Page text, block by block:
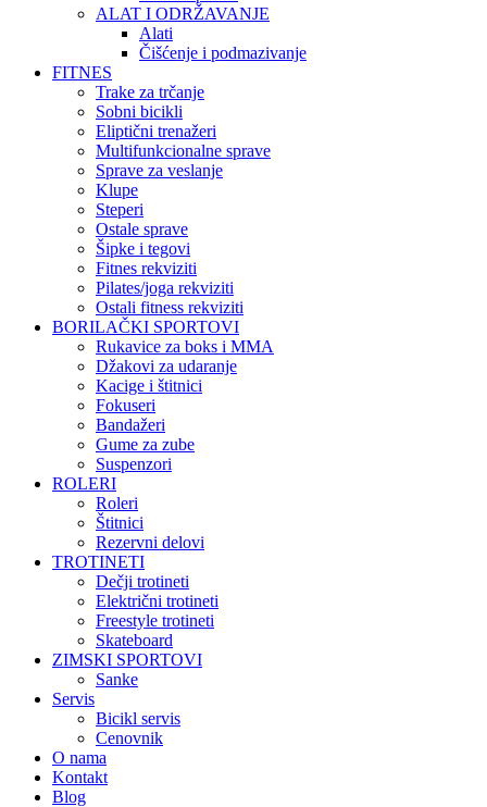
ALAT I ODRŽAVANJE
Alati
Čišćenje i podmazivanje
FITNES
Trake za trčanje
Sobni bicikli
Eliptični trenažeri
Multifunkcionalne sprave
Sprave za veslanje
Klupe
Steperi
Ostale sprave
Šipke i tegovi
Fitnes rekviziti
Pilates/joga rekviziti
Ostali fitness rekviziti
BORILAČKI SPORTOVI
Rukavice za boks i MMA
Džakovi za udaranje
Kacige i štitnici
Fokuseri
Bandažeri
Gume za zube
Suspenzori
ROLERI
Roleri
Štitnici
Rezervni delovi
TROTINETI
Dečji trotineti
Električni trotineti
Freestyle trotineti
Skateboard
ZIMSKI SPORTOVI
Sanke
Servis
Bicikl servis
Cenovnik
O nama
Kontakt
Blog